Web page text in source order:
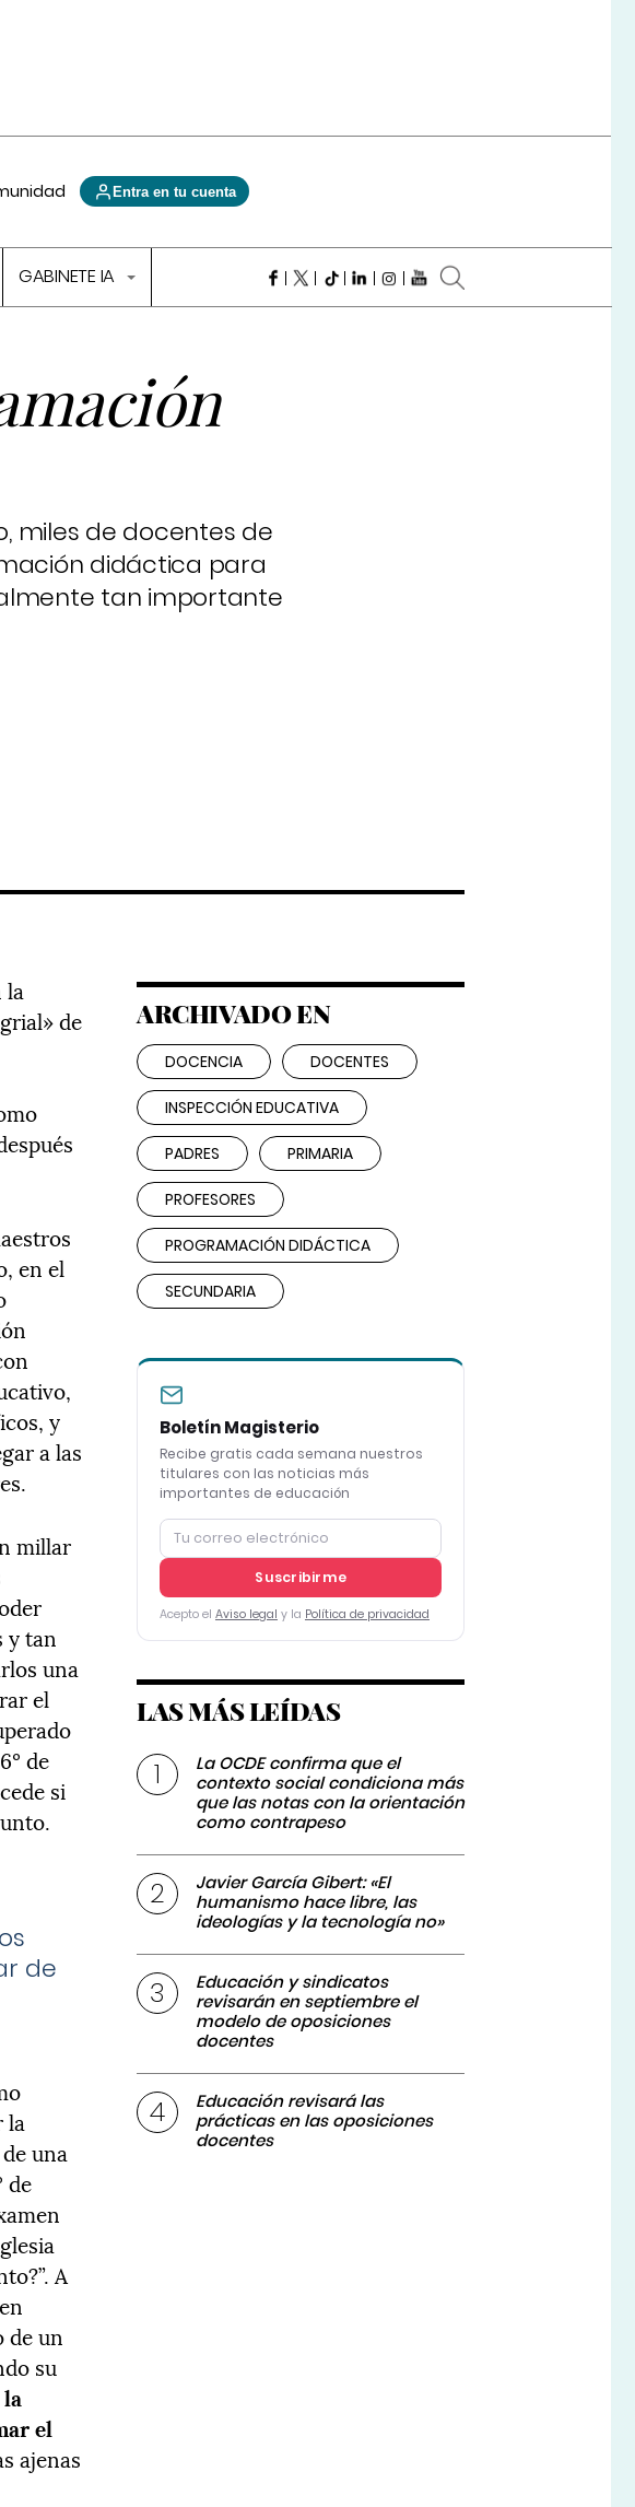
Entra en tu cuenta
GABINETE IA
miles de docentes de
didáctica para
tan importante
la
de
en el
y
a las
millar
y tan
una
el
de
si
de
la
una
de
A
de un
su
el
ajenas
ARCHIVADO EN
DOCENCIA DOCENTES
INSPECCIÓN EDUCATIVA
PADRES PRIMARIA
PROFESORES
PROGRAMACIÓN DIDÁCTICA
SECUNDARIA
Boletín Magisterio
Recibe gratis cada semana nuestros
titulares con las noticias más
importantes de educación
Suscribirme
Acepto el Aviso legal y la Política de privacidad
LAS MÁS LEÍDAS
La OCDE confirma que el
contexto social condiciona más
que las notas con la orientación
como contrapeso
Javier García Gibert: «El
humanismo hace libre, las
ideologías y la tecnología no»
Educación y sindicatos
revisarán en septiembre el
modelo de oposiciones
docentes
Educación revisará las
prácticas en las oposiciones
docentes